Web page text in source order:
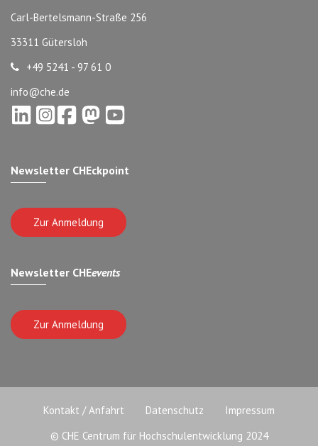
Carl-Bertelsmann-Straße 256
33311 Gütersloh
+49 5241 - 97 61 0
info@che.de
Newsletter CHEckpoint
Zur Anmeldung
Newsletter CHEevents
Zur Anmeldung
Kontakt / Anfahrt Datenschutz
Impressum
© CHE Centrum für Hochschulentwicklung 2024